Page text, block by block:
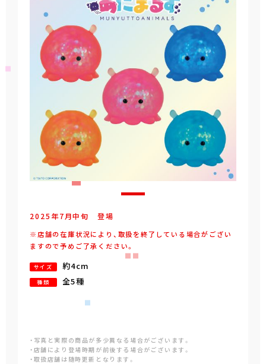
2025年7月中旬 登場
※店舗の在庫状況により、取扱を終了している場合がござい
ますので予めご了承ください。
サイズ 約4cm
種類 全5種
・写真と実際の商品が多少異なる場合がございます。
・店舗により登場時期が前後する場合がございます。
・取扱店舗は随時更新となります。